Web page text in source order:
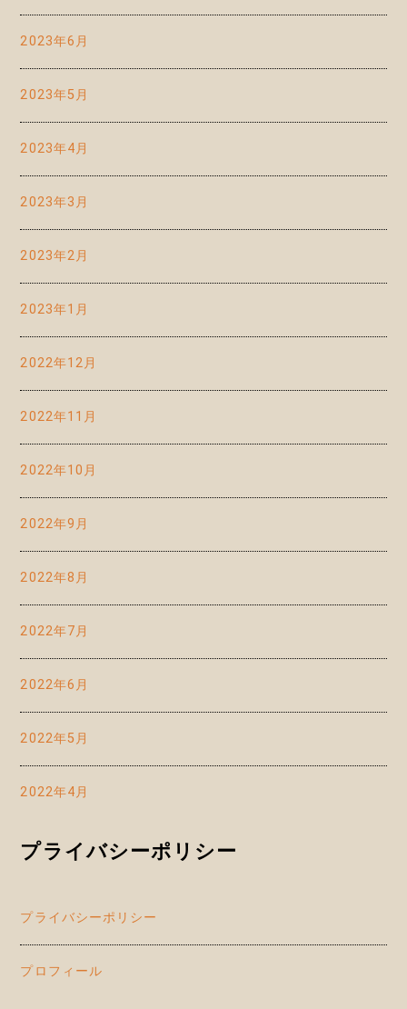
2023年6月
2023年5月
2023年4月
2023年3月
2023年2月
2023年1月
2022年12月
2022年11月
2022年10月
2022年9月
2022年8月
2022年7月
2022年6月
2022年5月
2022年4月
プライバシーポリシー
プライバシーポリシー
プロフィール